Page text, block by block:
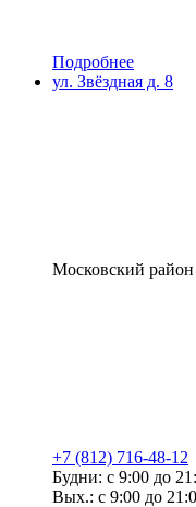
Подробнее
ул. Звёздная д. 8
Московский район
+7 (812) 716-48-12
Будни: с 9:00 до
Вых.: с 9:00 до